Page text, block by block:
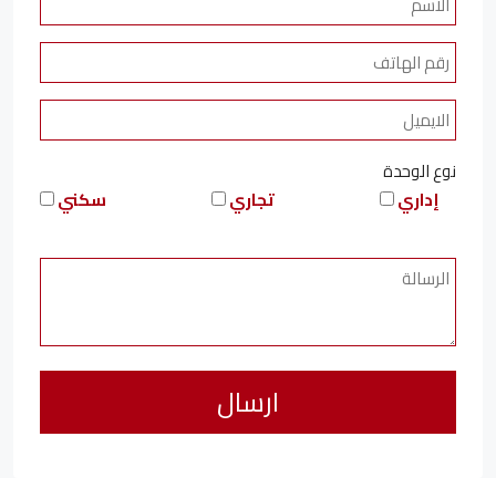
نوع الوحدة
سكني
تجاري إداري